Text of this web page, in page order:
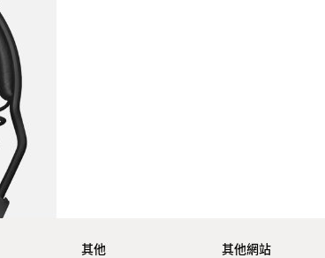
其他
其他網站